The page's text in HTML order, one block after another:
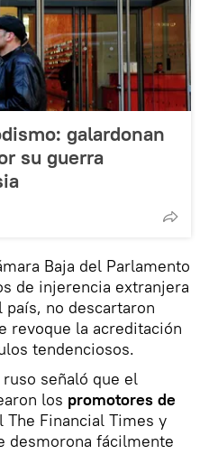
galardonan
su guerra
Baja del Parlamento
de injerencia extranjera
no descartaron
revoque la acreditación
tendenciosos.
señaló que el
los promotores de
The Financial Times y
desmorona fácilmente